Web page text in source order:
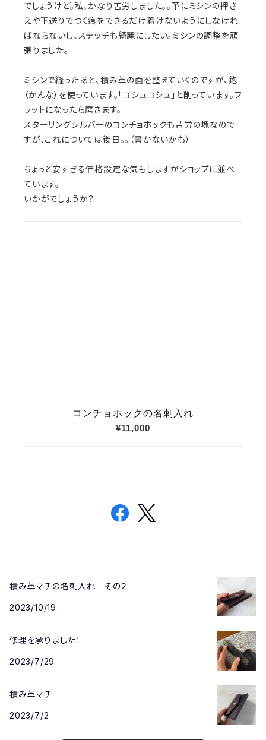
でしょうけど。私、かなり苦労しました。。革にミシンの押さ
えや下送りでつく痕をできるだけ着けないようにしなけれ
ばならないし、ステッチも綺麗にしたい。ミシンの調整を頑
張りました。
ミシンで縫ったあと、積み革の面を整えていくのですが、鉋
（かんな）を使っています。「コシュコシュ」と削っています。フ
ラットになったら磨きます。
スターリングシルバーのコンチョホックも苦労の塊なので
すが、これについては後日。。（書かないかも）
ちょっと安すぎる価格設定な気もしますがショップに並べ
ています。
いかがでしょうか？
積み革マチの名刺入れ その２
2023/10/19
修理を承りました！
2023/7/29
積み革マチ
2023/7/2